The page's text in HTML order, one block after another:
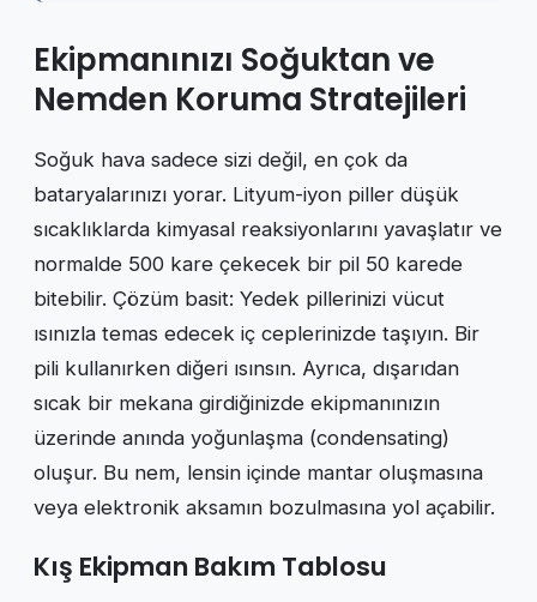
Ekipmanınızı Soğuktan ve
Nemden Koruma Stratejileri
Soğuk hava sadece sizi değil, en çok da
bataryalarınızı yorar. Lityum-iyon piller düşük
sıcaklıklarda kimyasal reaksiyonlarını yavaşlatır ve
normalde 500 kare çekecek bir pil 50 karede
bitebilir. Çözüm basit: Yedek pillerinizi vücut
ısınızla temas edecek iç ceplerinizde taşıyın. Bir
pili kullanırken diğeri ısınsın. Ayrıca, dışarıdan
sıcak bir mekana girdiğinizde ekipmanınızın
üzerinde anında yoğunlaşma (condensating)
oluşur. Bu nem, lensin içinde mantar oluşmasına
veya elektronik aksamın bozulmasına yol açabilir.
Kış Ekipman Bakım Tablosu